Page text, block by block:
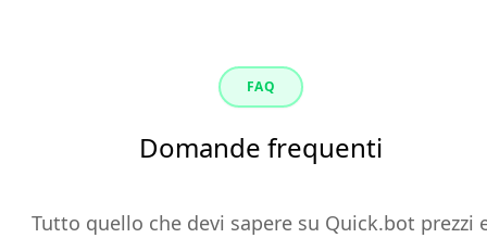
FAQ
Domande frequenti
Tutto quello che devi sapere su Quick.bot prezzi